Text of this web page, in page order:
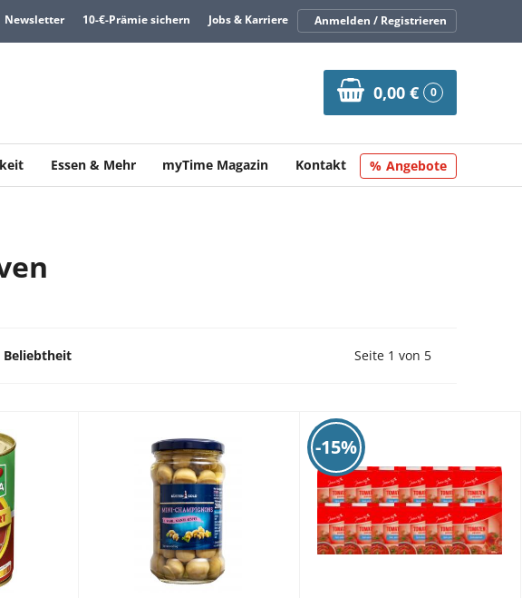
Newsletter 10-€-Prämie sichern Jobs & Karriere Anmelden / Registrieren
0,00 € 0
Essen & Mehr myTime Magazin Kontakt Angebote
Beliebtheit Vorherige Seite
Seite 1 von 5
-15%